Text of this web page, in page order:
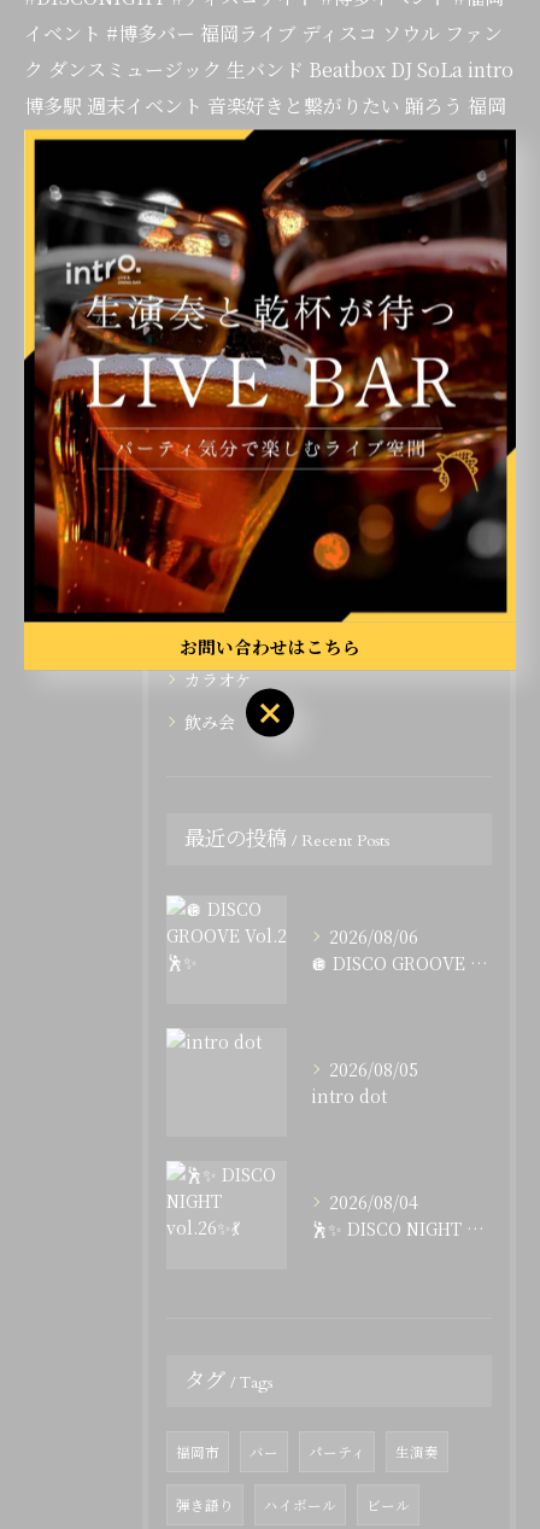
イベント #博多バー 福岡ライブ ディスコ ソウル ファン
ク ダンスミュージック 生バンド Beatbox DJ SoLa intro
博多駅 週末イベント 音楽好きと繋がりたい 踊ろう 福岡
ナイト
< 前のページ 一覧に戻る 次のページ >
カテゴリー Categories
全てのカテゴリー
ライブ
二次会
イベント
カラオケ
飲み会
最近の投稿 Recent Posts
2026/08/06
🪩 DISCO GROOVE Vol.2 🕺✨
2026/08/05
intro dot
2026/08/04
🕺✨ DISCO NIGHT vol.26✨💃
タグ Tags
福岡市 バー パーティ 生演奏
弾き語り ハイボール ビール
お問い合わせはこちら